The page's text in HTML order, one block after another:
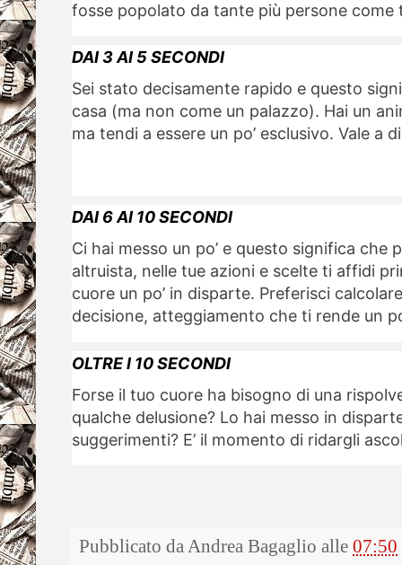
fosse popolato da tante più persone come
DAI 3 AI 5 SECONDI
Sei stato decisamente rapido e questo
casa (ma non come un palazzo). Hai un
ma tendi a essere un po’ esclusivo. Vale a
DAI 6 AI 10 SECONDI
Ci hai messo un po’ e questo significa che
altruista, nelle tue azioni e scelte ti affidi
cuore un po’ in disparte. Preferisci
decisione, atteggiamento che ti rende un
OLTRE I 10 SECONDI
Forse il tuo cuore ha bisogno di una
qualche delusione? Lo hai messo in
suggerimenti? E’ il momento di ridargli
Pubblicato daAndrea Bagaglio alle 07:50